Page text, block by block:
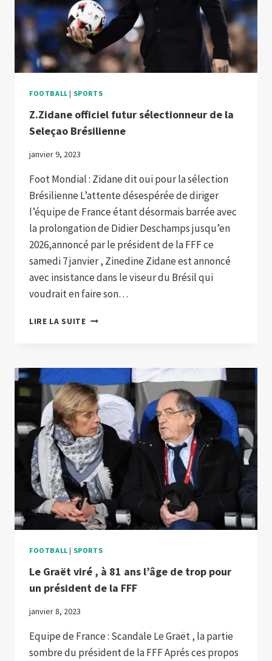
FOOTBALL | SPORTS
Z.Zidane officiel futur sélectionneur de la
Seleçao Brésilienne
janvier 9, 2023
Foot Mondial : Zidane dit oui pour la sélection
Brésilienne L’attente désespérée de diriger
l’équipe de France étant désormais barrée avec
la prolongation de Didier Deschamps jusqu’en
2026,annoncé par le président de la FFF ce
samedi 7 janvier , Zinedine Zidane est annoncé
avec insistance dans le viseur du Brésil qui
voudrait en faire son…
LIRE LA SUITEZ.ZIDANE
DE
LA
SELEÇAO
BRÉSILIENNE
FOOTBALL | SPORTS
Le Graët viré , à 81 ans l’âge de trop pour
un président de la FFF
janvier 8, 2023
Equipe de France : Scandale Le Graët , la partie
sombre du président de la FFF Aprés ces propos